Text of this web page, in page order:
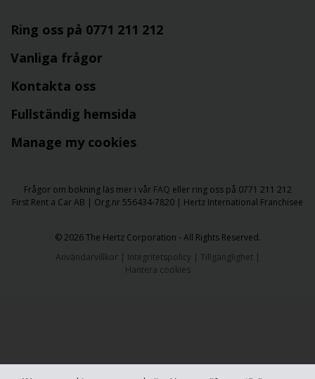
Ring oss på 0771 211 212
Vanliga frågor
Kontakta oss
Fullständig hemsida
Manage my cookies
Frågor om bokning läs mer i vår FAQ eller ring oss på 0771 211 212
First Rent a Car AB | Org.nr 556434-7820 | Hertz International Franchisee
​​© 2026 The Hertz Corporation - All Rights Reserved.
Användarvillkor | Integritetspolicy| Tillgänglighet |
Hantera cookies